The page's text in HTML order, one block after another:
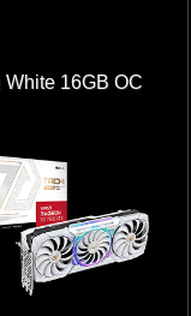
16GB OC